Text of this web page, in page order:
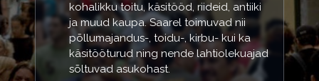
kohalikku toitu, käsitööd, riideid, antiiki
ja muud kaupa. Saarel toimuvad nii
põllumajandus-, toidu-, kirbu- kui ka
käsitööturud ning nende lahtiolekuajad
sõltuvad asukohast.